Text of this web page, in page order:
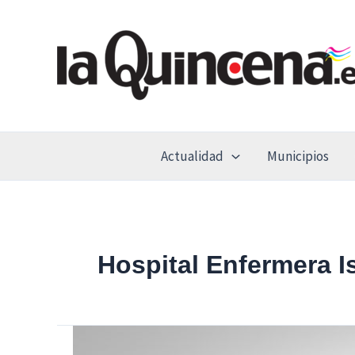
Actualidad Municipios
Hospital Enfermera